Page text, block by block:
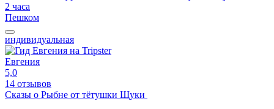
2 часа
Пешком
индивидуальная
Евгения
5,0
14 отзывов
Сказы о Рыбне от тётушки Щуки